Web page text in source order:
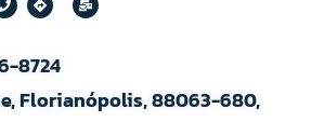
8724
Florianópolis, 88063-680,